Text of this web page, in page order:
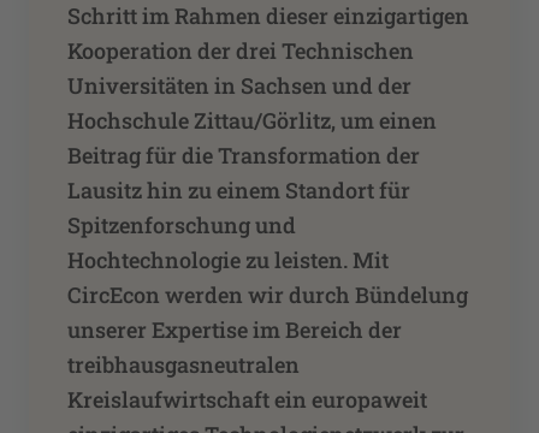
Schritt im Rahmen dieser einzigartigen
Kooperation der drei Technischen
Universitäten in Sachsen und der
Hochschule Zittau/Görlitz, um einen
Beitrag für die Transformation der
Lausitz hin zu einem Standort für
Spitzenforschung und
Hochtechnologie zu leisten. Mit
CircEcon werden wir durch Bündelung
unserer Expertise im Bereich der
treibhausgasneutralen
Kreislaufwirtschaft ein europaweit